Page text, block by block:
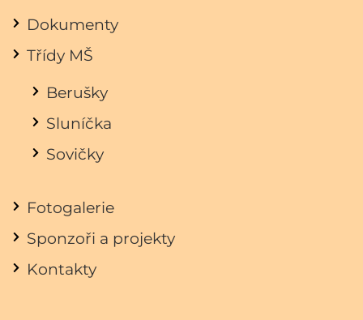
Dokumenty
Třídy MŠ
Berušky
Sluníčka
Sovičky
Fotogalerie
Sponzoři a projekty
Kontakty